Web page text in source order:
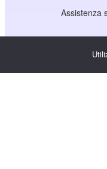
Assistenza
Economia